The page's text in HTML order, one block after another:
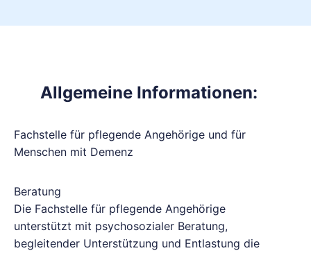
Allgemeine Informationen:
Fachstelle für pflegende Angehörige und für
Menschen mit Demenz
Beratung
Die Fachstelle für pflegende Angehörige
unterstützt mit psychosozialer Beratung,
begleitender Unterstützung und Entlastung die